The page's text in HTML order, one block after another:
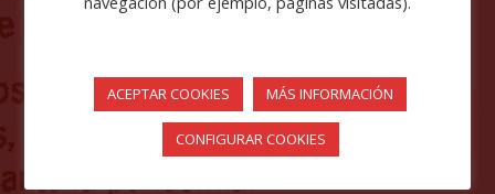
la
pie
rda
s!!
ACEPTAR COOKIES MÁS INFORMACIÓN
CONFIGURAR COOKIES